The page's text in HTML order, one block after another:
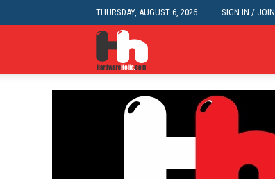
THURSDAY, AUGUST 6, 2026 SIGN IN / JOIN
HardwareHolic.com